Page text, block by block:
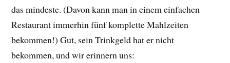
das mindeste. (Davon kann man in einem einfachen
Restaurant immerhin fünf komplette Mahlzeiten
bekommen!) Gut, sein Trinkgeld hat er nicht
bekommen, und wir erinnern uns: